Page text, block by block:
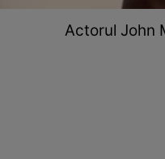
Actorul John